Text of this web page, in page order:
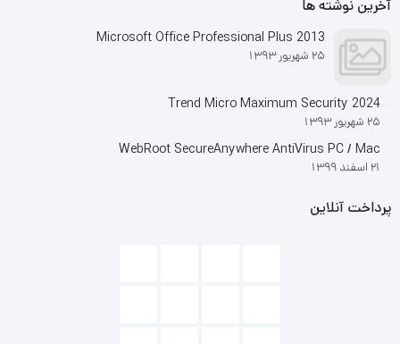
آخرین نوشته ها
Microsoft Office Professional Plus 2013
25 شهریور 1393
Trend Micro Maximum Security 2024
25 شهریور 1393
WebRoot SecureAnywhere AntiVirus PC / Mac
21 اسفند 1399
پرداخت آنلاین